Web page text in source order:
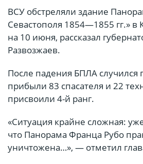
ВСУ обстреляли здание
Севастополя 1854—1855 гг.» в
на 10 июня, рассказал
Развозжаев.
После падения БПЛА случился
прибыли 83 спасателя и 22
присвоили 4-й ранг.
«Ситуация крайне сложная:
что Панорама Франца Рубо
уничтожена…», — отметил